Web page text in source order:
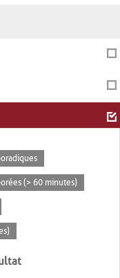
(> 60 minutes)